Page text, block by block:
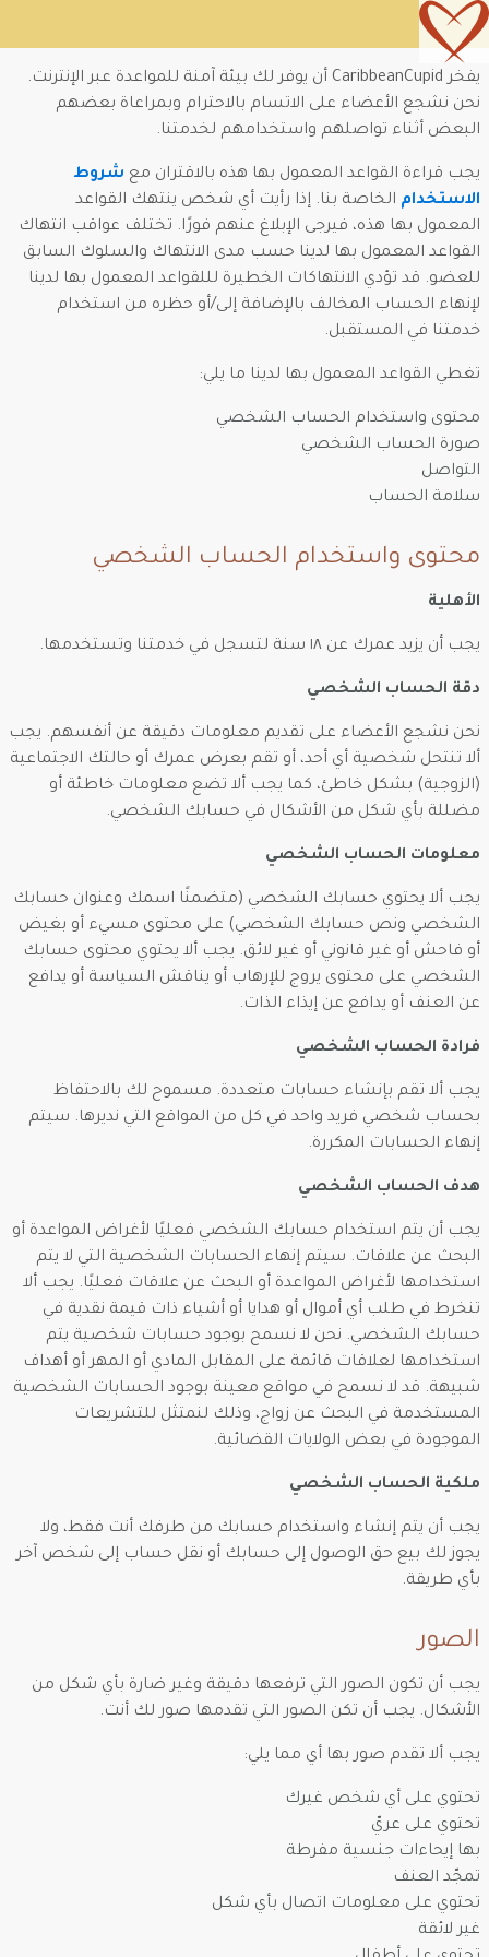
يفخر CaribbeanCupid أن يوفر لك بيئة آمنة للمواعدة عبر الإنترنت.
نحن نشجع الأعضاء على الاتسام بالاحترام وبمراعاة بعضهم
البعض أثناء تواصلهم واستخدامهم لخدمتنا.
يجب قراءة القواعد المعمول بها هذه بالاقتران مع شروط
الاستخدام الخاصة بنا. إذا رأيت أي شخص ينتهك القواعد
المعمول بها هذه، فيرجى الإبلاغ عنهم فورًا. تختلف عواقب انتهاك
القواعد المعمول بها لدينا حسب مدى الانتهاك والسلوك السابق
للعضو. قد تؤدي الانتهاكات الخطيرة لللقواعد المعمول بها لدينا
لإنهاء الحساب المخالف بالإضافة إلى/أو حظره من استخدام
خدمتنا في المستقبل.
تغطي القواعد المعمول بها لدينا ما يلي:
محتوى واستخدام الحساب الشخصي
صورة الحساب الشخصي
التواصل
سلامة الحساب
محتوى واستخدام الحساب الشخصي
الأهلية
يجب أن يزيد عمرك عن ١٨ سنة لتسجل في خدمتنا وتستخدمها.
دقة الحساب الشخصي
نحن نشجع الأعضاء على تقديم معلومات دقيقة عن أنفسهم. يجب
ألا تنتحل شخصية أي أحد، أو تقم بعرض عمرك أو حالتك الاجتماعية
(الزوجية) بشكل خاطئ، كما يجب ألا تضع معلومات خاطئة أو
مضللة بأي شكل من الأشكال في حسابك الشخصي.
معلومات الحساب الشخصي
يجب ألا يحتوي حسابك الشخصي (متضمنًا اسمك وعنوان حسابك
الشخصي ونص حسابك الشخصي) على محتوى مسيء أو بغيض
أو فاحش أو غير قانوني أو غير لائق. يجب ألا يحتوي محتوى حسابك
الشخصي على محتوى يروج للإرهاب أو يناقش السياسة أو يدافع
عن العنف أو يدافع عن إيذاء الذات.
فرادة الحساب الشخصي
يجب ألا تقم بإنشاء حسابات متعددة. مسموح لك بالاحتفاظ
بحساب شخصي فريد واحد في كل من المواقع التي نديرها. سيتم
إنهاء الحسابات المكررة.
هدف الحساب الشخصي
يجب أن يتم استخدام حسابك الشخصي فعليًا لأغراض المواعدة أو
البحث عن علاقات. سيتم إنهاء الحسابات الشخصية التي لا يتم
استخدامها لأغراض المواعدة أو البحث عن علاقات فعليًا. يجب ألا
تنخرط في طلب أي أموال أو هدايا أو أشياء ذات قيمة نقدية في
حسابك الشخصي. نحن لا نسمح بوجود حسابات شخصية يتم
استخدامها لعلاقات قائمة على المقابل المادي أو المهر أو أهداف
شبيهة. قد لا نسمح في مواقع معينة بوجود الحسابات الشخصية
المستخدمة في البحث عن زواج، وذلك لنمتثل للتشريعات
الموجودة في بعض الولايات القضائية.
ملكية الحساب الشخصي
يجب أن يتم إنشاء واستخدام حسابك من طرفك أنت فقط، ولا
يجوز لك بيع حق الوصول إلى حسابك أو نقل حساب إلى شخص آخر
بأي طريقة.
الصور
يجب أن تكون الصور التي ترفعها دقيقة وغير ضارة بأي شكل من
الأشكال. يجب أن تكن الصور التي تقدمها صور لك أنت.
يجب ألا تقدم صور بها أي مما يلي:
تحتوي على أي شخص غيرك
تحتوي على عريّ
بها إيحاءات جنسية مفرطة
تمجّد العنف
تحتوي على معلومات اتصال بأي شكل
غير لائقة